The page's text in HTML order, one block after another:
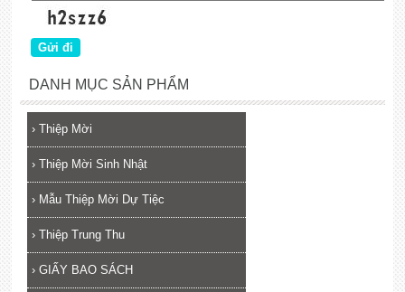
DANH MỤC SẢN PHẨM
› Thiệp Mời
› Thiệp Mời Sinh Nhật
› Mẫu Thiệp Mời Dự Tiệc
› Thiệp Trung Thu
› GIẤY BAO SÁCH